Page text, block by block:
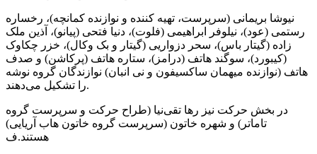
نیوشا بریمانی (سرپرست، تهیه کننده و نوازنده کمانچه)، رخساره
رستمی (عود)، نیلوفر ابراهیمی (فلوت)، دنیا فتحی (پیانو)، آذین ملک
زاده (گیتار باس)، سحر دزواریی (گیتار و بک وکال)، خزر چکاوک
(کیبورد)، سوگند هاتف (درامز)، ستاره هاتف (پرکاشن) و صدف
هاتف (نوازنده میهمان ساکسیفون و نی انبان) نوازندگان گروه نوشه
را تشکیل می‌دهند.
در بخش حرکت نیز رها تقی‌نیا (طراح حرکت و سرپرست گروه
تاماتر) و شهره خاتون (سرپرست گروه خاتون هاب آریایی)
هستند.ف